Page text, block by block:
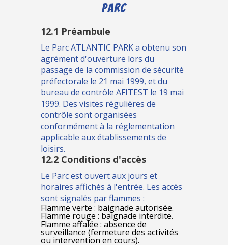
PARC
12.1 Préambule
Le Parc ATLANTIC PARK a obtenu son
agrément d'ouverture lors du
passage de la commission de sécurité
préfectorale le 21 mai 1999, et du
bureau de contrôle AFITEST le 19 mai
1999. Des visites régulières de
contrôle sont organisées
conformément à la réglementation
applicable aux établissements de
loisirs.
12.2 Conditions d'accès
Le Parc est ouvert aux jours et
horaires affichés à l'entrée. Les accès
sont signalés par flammes :
Flamme verte : baignade autorisée.
Flamme rouge : baignade interdite.
Flamme affalée : absence de
surveillance (fermeture des activités
ou intervention en cours).